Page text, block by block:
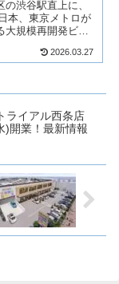
！
渋谷駅直上に、
本、東京メトロが
大規模再開発ビル
・西棟）」が2031
けて首都圏最大級
2026.03.27
ライアル西条店
)開業！最新情報